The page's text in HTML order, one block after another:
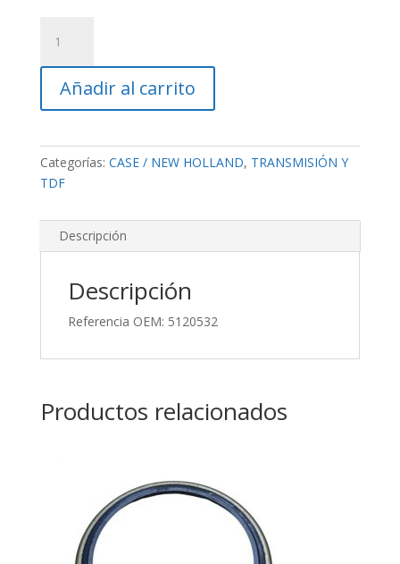
cantidad
Añadir al carrito
Categorías: CASE / NEW HOLLAND, TRANSMISIÓN Y
TDF
Descripción
Descripción
Referencia OEM: 5120532
Productos relacionados